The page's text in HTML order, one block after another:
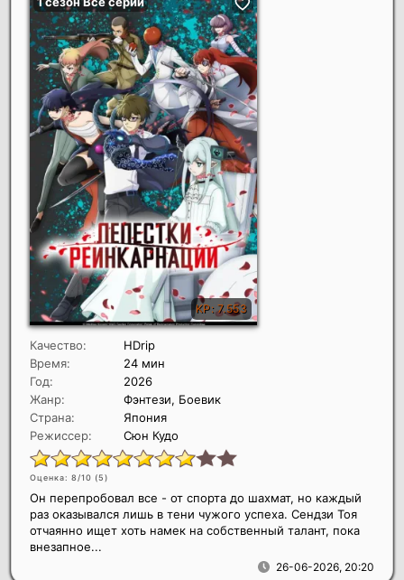
Качество:
HDrip
Время:
24 мин
Год:
2026
Жанр:
Фэнтези, Боевик
Страна:
Япония
Режиссер:
Сюн Кудо
Оценка: 8/10 (5)
26-06-2026, 20:20
Он перепробовал все - от спорта до шахмат, но каждый
раз оказывался лишь в тени чужого успеха. Сендзи Тоя
отчаянно ищет хоть намек на собственный талант, пока
внезапное...